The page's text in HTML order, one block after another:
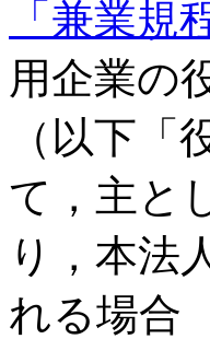
「兼業規
用企業の
（以下
て，主と
り，本法
れる場合